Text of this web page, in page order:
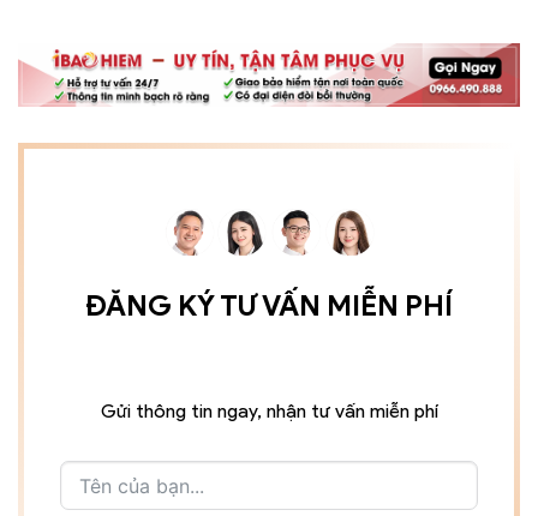
ĐĂNG KÝ TƯ VẤN MIỄN PHÍ
Gửi thông tin ngay, nhận tư vấn miễn phí